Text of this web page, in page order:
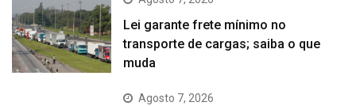
Lei garante frete mínimo no
transporte de cargas; saiba o que
muda
Agosto 7, 2026